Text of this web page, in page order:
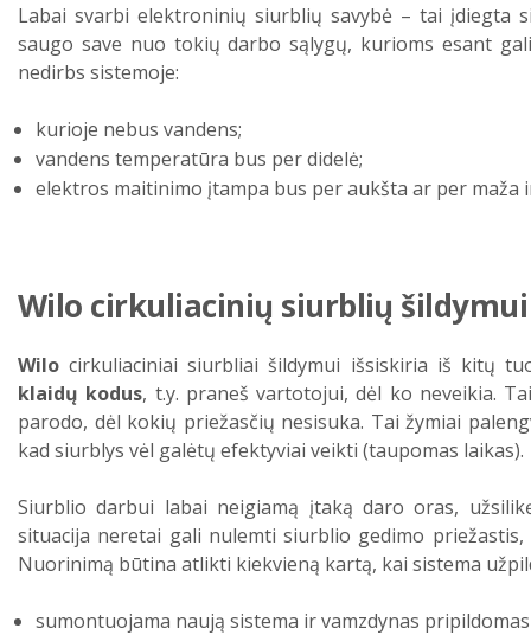
Labai svarbi elektroninių siurblių savybė – tai įdiegta
saugo save nuo tokių darbo sąlygų, kurioms esant
nedirbs sistemoje:
kurioje nebus vandens;
vandens temperatūra bus per didelė;
elektros maitinimo įtampa bus per aukšta ar per maža
Wilo cirkuliacinių siurblių
Wilocirkuliaciniai siurbliai šildymui išsiskiria iš kitų
klaidų kodus, t.y. praneš vartotojui, dėl ko neveikia.
parodo, dėl kokių priežasčių nesisuka. Tai žymiai
kad siurblys vėl galėtų efektyviai veikti (taupomas laikas).
Siurblio darbui labai neigiamą įtaką daro oras,
situacija neretai gali nulemti siurblio gedimo
Nuorinimą būtina atlikti kiekvieną kartą, kai sistema
sumontuojama naują sistema ir vamzdynas